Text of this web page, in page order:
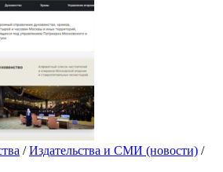
/Издательства и СМИ (новости) /